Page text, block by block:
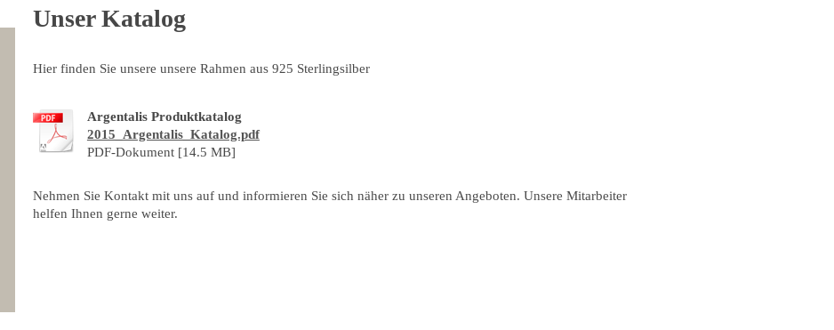
Unser Katalog
Hier finden Sie unsere unsere Rahmen aus 925 Sterlingsilber
Argentalis Produktkatalog
2015_Argentalis_Katalog.pdf
PDF-Dokument [14.5 MB]
Nehmen Sie Kontakt mit uns auf und informieren Sie sich näher zu unseren Angeboten. Unsere Mitarbeiter
helfen Ihnen gerne weiter.